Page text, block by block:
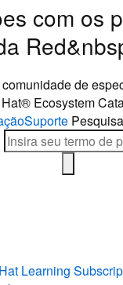
com os
de
Ecosystem
Suporte
Learning